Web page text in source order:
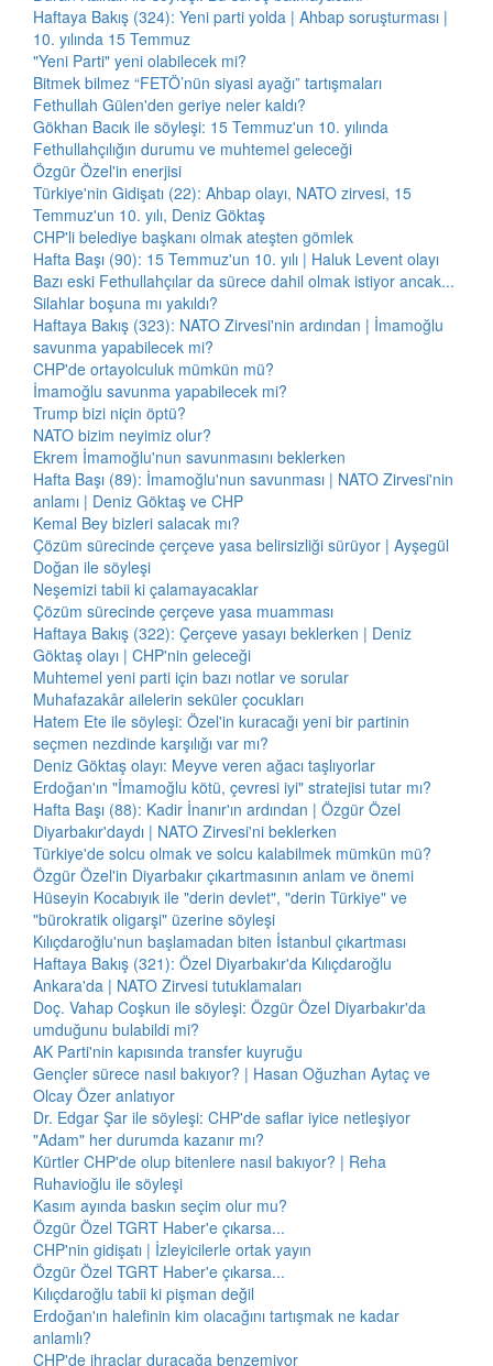
Haftaya Bakış (324): Yeni parti yolda | Ahbap soruşturması |
10. yılında 15 Temmuz
"Yeni Parti" yeni olabilecek mi?
Bitmek bilmez “FETÖ’nün siyasi ayağı” tartışmaları
Fethullah Gülen'den geriye neler kaldı?
Gökhan Bacık ile söyleşi: 15 Temmuz'un 10. yılında
Fethullahçılığın durumu ve muhtemel geleceği
Özgür Özel'in enerjisi
Türkiye'nin Gidişatı (22): Ahbap olayı, NATO zirvesi, 15
Temmuz'un 10. yılı, Deniz Göktaş
CHP'li belediye başkanı olmak ateşten gömlek
Hafta Başı (90): 15 Temmuz'un 10. yılı | Haluk Levent olayı
Bazı eski Fethullahçılar da sürece dahil olmak istiyor ancak...
Silahlar boşuna mı yakıldı?
Haftaya Bakış (323): NATO Zirvesi'nin ardından | İmamoğlu
savunma yapabilecek mi?
CHP'de ortayolculuk mümkün mü?
İmamoğlu savunma yapabilecek mi?
Trump bizi niçin öptü?
NATO bizim neyimiz olur?
Ekrem İmamoğlu'nun savunmasını beklerken
Hafta Başı (89): İmamoğlu'nun savunması | NATO Zirvesi'nin
anlamı | Deniz Göktaş ve CHP
Kemal Bey bizleri salacak mı?
Çözüm sürecinde çerçeve yasa belirsizliği sürüyor | Ayşegül
Doğan ile söyleşi
Neşemizi tabii ki çalamayacaklar
Çözüm sürecinde çerçeve yasa muamması
Haftaya Bakış (322): Çerçeve yasayı beklerken | Deniz
Göktaş olayı | CHP'nin geleceği
Muhtemel yeni parti için bazı notlar ve sorular
Muhafazakâr ailelerin seküler çocukları
Hatem Ete ile söyleşi: Özel'in kuracağı yeni bir partinin
seçmen nezdinde karşılığı var mı?
Deniz Göktaş olayı: Meyve veren ağacı taşlıyorlar
Erdoğan'ın "İmamoğlu kötü, çevresi iyi" stratejisi tutar mı?
Hafta Başı (88): Kadir İnanır'ın ardından | Özgür Özel
Diyarbakır'daydı | NATO Zirvesi'ni beklerken
Türkiye'de solcu olmak ve solcu kalabilmek mümkün mü?
Özgür Özel'in Diyarbakır çıkartmasının anlam ve önemi
Hüseyin Kocabıyık ile "derin devlet", "derin Türkiye" ve
"bürokratik oligarşi" üzerine söyleşi
Kılıçdaroğlu'nun başlamadan biten İstanbul çıkartması
Haftaya Bakış (321): Özel Diyarbakır'da Kılıçdaroğlu
Ankara'da | NATO Zirvesi tutuklamaları
Doç. Vahap Coşkun ile söyleşi: Özgür Özel Diyarbakır'da
umduğunu bulabildi mi?
AK Parti'nin kapısında transfer kuyruğu
Gençler sürece nasıl bakıyor? | Hasan Oğuzhan Aytaç ve
Olcay Özer anlatıyor
Dr. Edgar Şar ile söyleşi: CHP'de saflar iyice netleşiyor
"Adam" her durumda kazanır mı?
Kürtler CHP'de olup bitenlere nasıl bakıyor? | Reha
Ruhavioğlu ile söyleşi
Kasım ayında baskın seçim olur mu?
Özgür Özel TGRT Haber'e çıkarsa...
CHP'nin gidişatı | İzleyicilerle ortak yayın
Özgür Özel TGRT Haber'e çıkarsa...
Kılıçdaroğlu tabii ki pişman değil
Erdoğan'ın halefinin kim olacağını tartışmak ne kadar
anlamlı?
CHP'de ihraçlar duracağa benzemiyor